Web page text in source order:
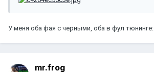
У меня оба фая с черными, оба в фул
mr.frog